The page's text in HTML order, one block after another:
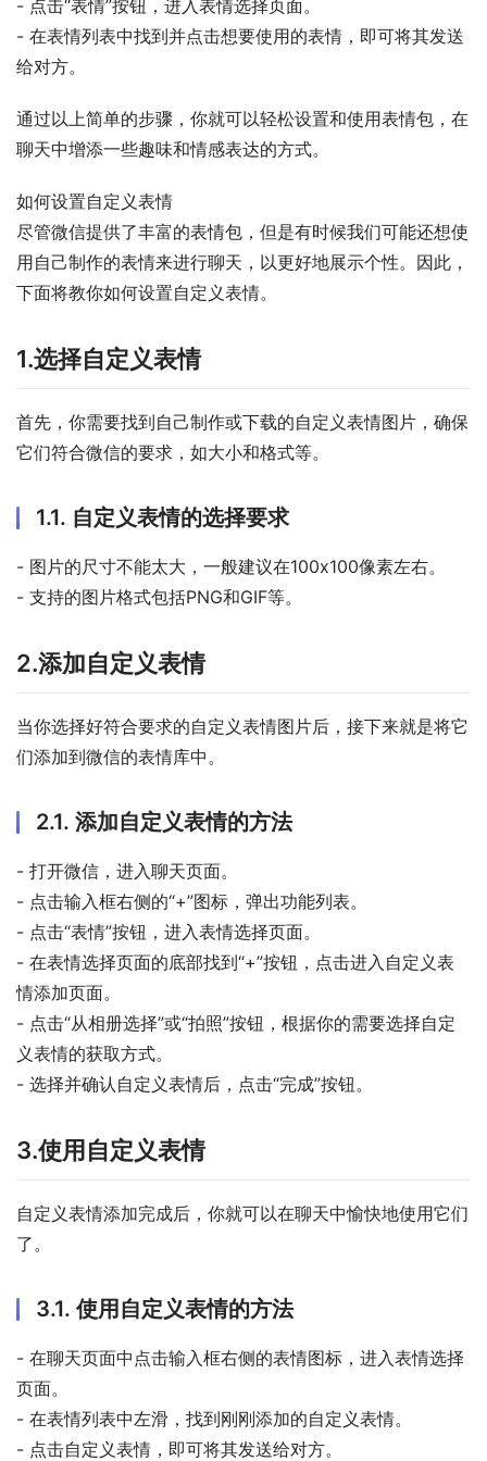
- 点击“表情”按钮，进入表情选择页面。
- 在表情列表中找到并点击想要使用的表情，即可将其发送
给对方。
通过以上简单的步骤，你就可以轻松设置和使用表情包，在
聊天中增添一些趣味和情感表达的方式。
如何设置自定义表情
尽管微信提供了丰富的表情包，但是有时候我们可能还想使
用自己制作的表情来进行聊天，以更好地展示个性。因此，
下面将教你如何设置自定义表情。
1.选择自定义表情
首先，你需要找到自己制作或下载的自定义表情图片，确保
它们符合微信的要求，如大小和格式等。
1.1. 自定义表情的选择要求
- 图片的尺寸不能太大，一般建议在100x100像素左右。
- 支持的图片格式包括PNG和GIF等。
2.添加自定义表情
当你选择好符合要求的自定义表情图片后，接下来就是将它
们添加到微信的表情库中。
2.1. 添加自定义表情的方法
- 打开微信，进入聊天页面。
- 点击输入框右侧的“+”图标，弹出功能列表。
- 点击“表情”按钮，进入表情选择页面。
- 在表情选择页面的底部找到“+”按钮，点击进入自定义表
情添加页面。
- 点击“从相册选择”或“拍照”按钮，根据你的需要选择自定
义表情的获取方式。
- 选择并确认自定义表情后，点击“完成”按钮。
3.使用自定义表情
自定义表情添加完成后，你就可以在聊天中愉快地使用它们
了。
3.1. 使用自定义表情的方法
- 在聊天页面中点击输入框右侧的表情图标，进入表情选择
页面。
- 在表情列表中左滑，找到刚刚添加的自定义表情。
- 点击自定义表情，即可将其发送给对方。